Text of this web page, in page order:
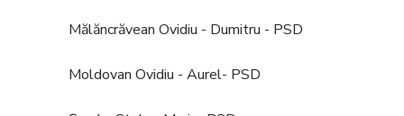
Mălăncrăvean Ovidiu - Dumitru - PSD
Moldovan Ovidiu - Aurel- PSD